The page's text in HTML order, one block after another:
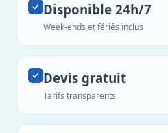
Disponible 24h/7
Week-ends et fériés inclus
Devis gratuit
Tarifs transparents